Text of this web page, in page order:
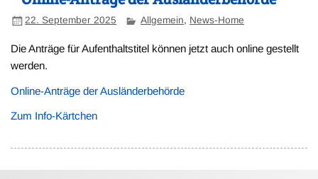
22. September 2025 Allgemein, News-Home
Die Anträge für Aufenthaltstitel können jetzt auch online gestellt
werden.
Online-Anträge der Ausländerbehörde
Zum Info-Kärtchen